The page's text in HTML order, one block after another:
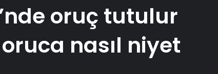
oruç tutulur
nasıl niyet